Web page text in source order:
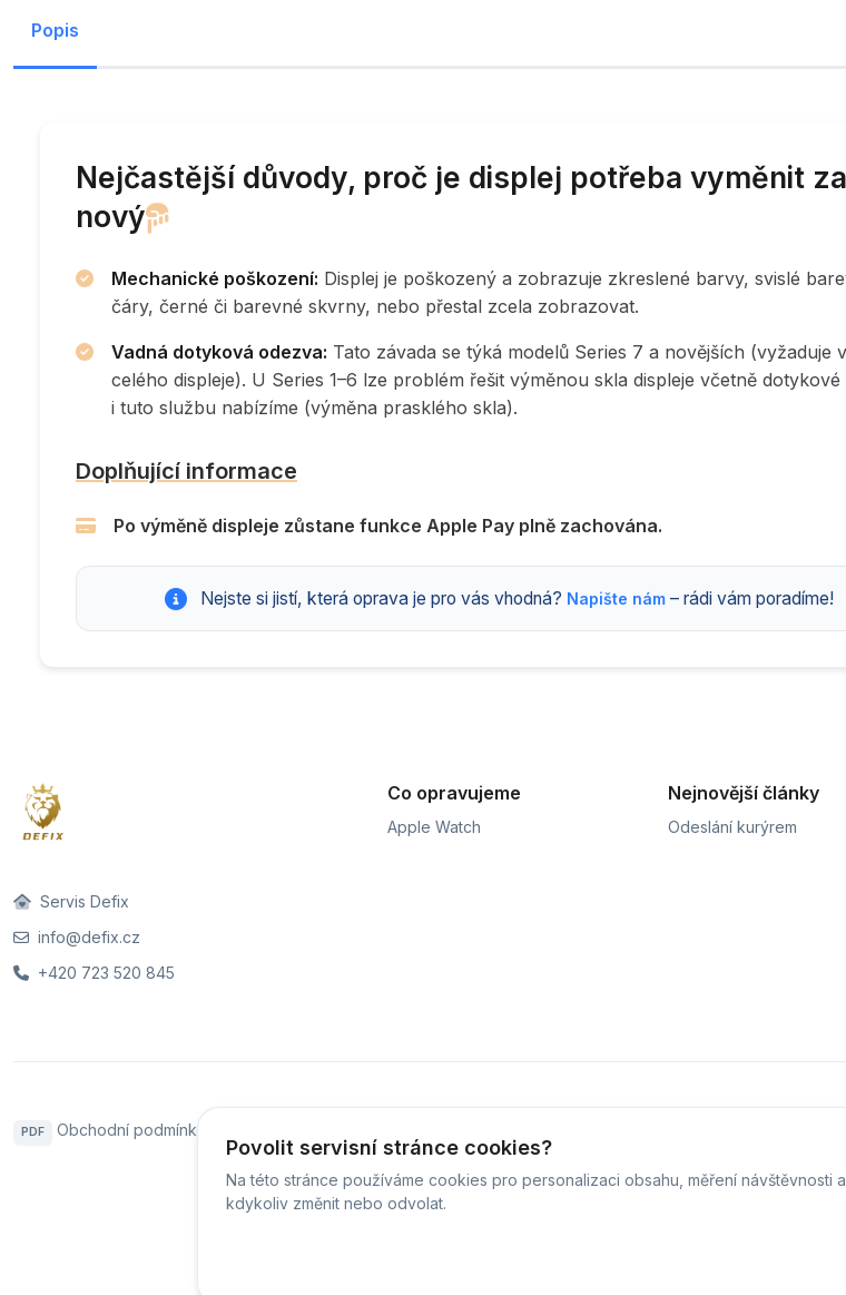
Popis
Nejčastější důvody, proč je displej potřeba vyměnit za
nový
Mechanické poškození: Displej je poškozený a zobrazuje zkreslené barvy, svislé
čáry, černé či barevné skvrny, nebo přestal zcela zobrazovat.
Vadná dotyková odezva: Tato závada se týká modelů Series 7 a novějších (vyžaduje
celého displeje). U Series 1–6 lze problém řešit výměnou skla displeje včetně
i tuto službu nabízíme (výměna prasklého skla).
Doplňující informace
Po výměně displeje zůstane funkce Apple Pay plně zachována.
Nejste si jistí, která oprava je pro vás vhodná? Napište nám– rádi vám poradíme!
Povolit servisní stránce cookies?
Na této stránce používáme cookies pro personalizaci obsahu, měření návštěvnosti
kdykoliv změnit nebo odvolat.
Servis Defix
info@defix.cz
+420 723 520 845
Co opravujeme
Apple Watch
Nejnovější články
Odeslání kurýrem
PDF Obchodní podmínky